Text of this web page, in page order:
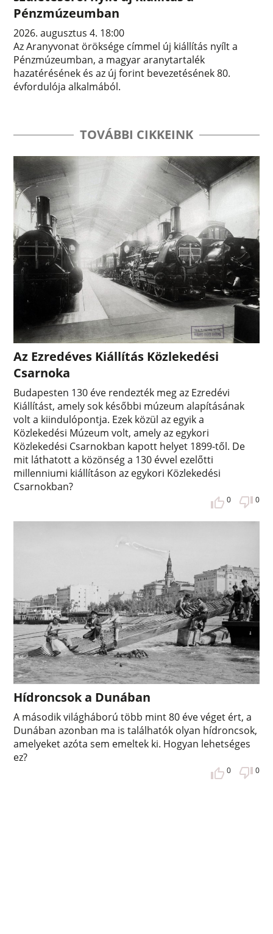
Pénzmúzeumban
2026. augusztus 4. 18:00
Az Aranyvonat öröksége címmel új kiállítás nyílt a
Pénzmúzeumban, a magyar aranytartalék
hazatérésének és az új forint bevezetésének 80.
évfordulója alkalmából.
TOVÁBBI CIKKEINK
Az Ezredéves Kiállítás Közlekedési
Csarnoka
Budapesten 130 éve rendezték meg az Ezredévi
Kiállítást, amely sok későbbi múzeum alapításának
volt a kiindulópontja. Ezek közül az egyik a
Közlekedési Múzeum volt, amely az egykori
Közlekedési Csarnokban kapott helyet 1899-től. De
mit láthatott a közönség a 130 évvel ezelőtti
millenniumi kiállításon az egykori Közlekedési
Csarnokban?
0 0
Hídroncsok a Dunában
A második világháború több mint 80 éve véget ért, a
Dunában azonban ma is találhatók olyan hídroncsok,
amelyeket azóta sem emeltek ki. Hogyan lehetséges
ez?
0 0